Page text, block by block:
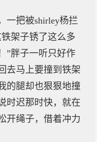
一把被shirley杨拦
架子锈了这么多
”胖子一听只好作
去马上要撞到铁架
的腿却也狠狠地撞
时迟那时快，就在
开绳子，借着冲力